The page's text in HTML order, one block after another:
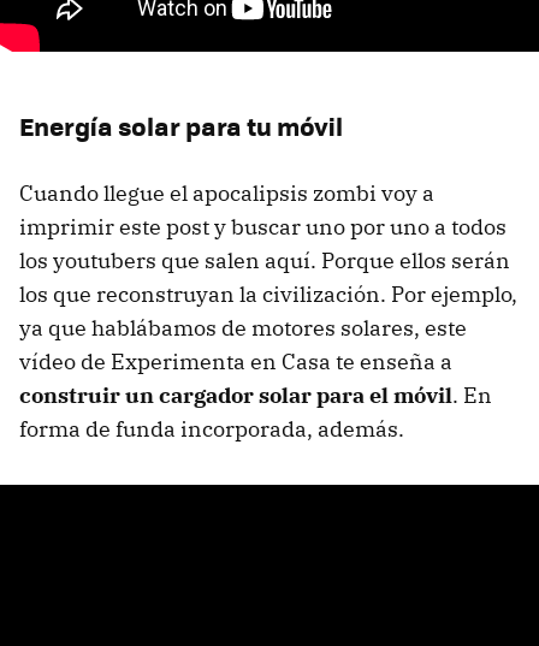
Energía solar para tu móvil
Cuando llegue el apocalipsis zombi voy a
imprimir este post y buscar uno por uno a todos
los youtubers que salen aquí. Porque ellos serán
los que reconstruyan la civilización. Por ejemplo,
ya que hablábamos de motores solares, este
vídeo de Experimenta en Casa te enseña a
construir un cargador solar para el móvil. En
forma de funda incorporada, además.